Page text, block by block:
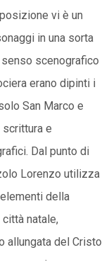
vi è un
in una sorta
scenografico
erano dipinti i
San Marco e
scrittura e
Dal punto di
Lorenzo utilizza
della
natale,
allungata del Cristo